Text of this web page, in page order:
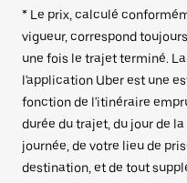
* Le prix, calculé
vigueur, correspond
une fois le trajet terminé.
l'application Uber est une
fonction de l'itinéraire
durée du trajet, du jour de
journée, de votre lieu de
destination, et de tout